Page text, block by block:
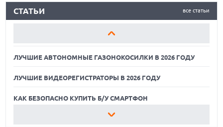
все статьи
СТАТЬИ
КАК БЕЗОПАСНО КУПИТЬ Б/У СМАРТФОН
ЛУЧШИЕ АВТОНОМНЫЕ ГАЗОНОКОСИЛКИ В 2026 ГОДУ
ЛУЧШИЕ ВИДЕОРЕГИСТРАТОРЫ В 2026 ГОДУ
КАК БЕЗОПАСНО КУПИТЬ Б/У СМАРТФОН
ЛУЧШИЕ АВТОНОМНЫЕ ГАЗОНОКОСИЛКИ В 2026 ГОДУ